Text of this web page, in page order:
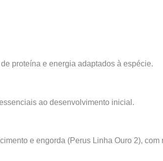
proteína e energia adaptados à espécie.
ao desenvolvimento inicial.
e engorda (Perus Linha Ouro 2),